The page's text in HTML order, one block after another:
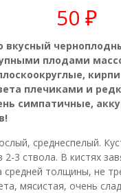
50 ₽
вкусный
плодами
плечиками и
симпатичные,
среднеспелый.
3 ствола. В кистях
толщины, не
мясистая, очень